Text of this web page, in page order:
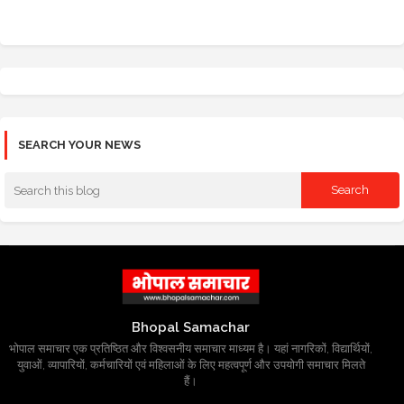
SEARCH YOUR NEWS
Bhopal Samachar
भोपाल समाचार एक प्रतिष्ठित और विश्वसनीय समाचार माध्यम है। यहां नागरिकों, विद्यार्थियों,
युवाओं, व्यापारियों, कर्मचारियों एवं महिलाओं के लिए महत्वपूर्ण और उपयोगी समाचार मिलते
हैं।